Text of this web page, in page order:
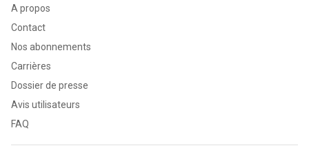
A propos
Contact
Nos abonnements
Carrières
Dossier de presse
Avis utilisateurs
FAQ